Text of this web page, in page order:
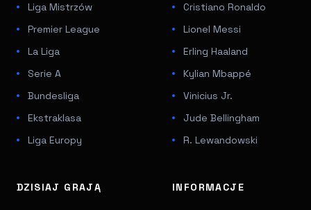
Liga Mistrzów
Premier League
La Liga
Serie A
Bundesliga
Ekstraklasa
Liga Europy
Cristiano Ronaldo
Lionel Messi
Erling Haaland
Kylian Mbappé
Vinicius Jr.
Jude Bellingham
R. Lewandowski
DZISIAJ GRAJĄ INFORMACJE